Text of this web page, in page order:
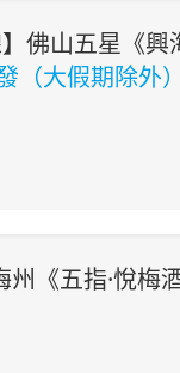
】佛山五星《
（大假期除外）
州《五指·悅